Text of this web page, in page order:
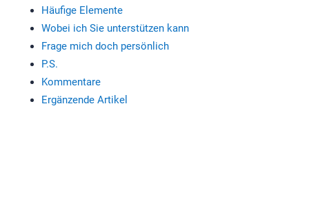
Häufige Elemente
Wobei ich Sie unterstützen kann
Frage mich doch persönlich
P.S.
Kommentare
Ergänzende Artikel